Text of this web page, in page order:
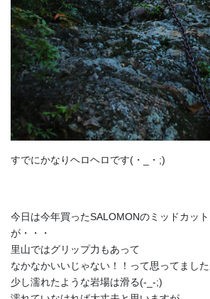
すでにかなりヘロヘロです(・_・;)
今日は今年買ったSALOMONのミッドカッ
が・・・
里山ではグリップ力もあって
なかなかいいじゃない！！って思ってまし
少し濡れたような岩場は滑る(-_-;)